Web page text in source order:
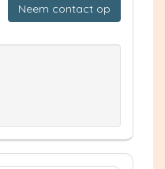
Neem contact op